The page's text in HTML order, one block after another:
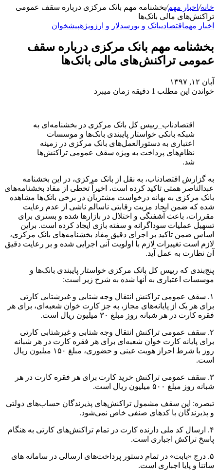
خانه/ اخبار مهم/بخشنامه مهم بانک مرکزی درباره سقف عمومی
تراکنش‌های مالی بانک‌ها
اخبار مهماقتصادیبانک و بورسدلار و ارز ویژهپیشخوان
بخشنامه مهم بانک مرکزی درباره سقف
عمومی تراکنش‌های مالی بانک‌ها
آبان ۱۲, ۱۳۹۷
خواندن این مطلب 1 دقیقه زمان میبرد
اقتصادناب_رییس کل بانک مرکزی در بخشنامه‌ای به
شبکه بانکی خواستار پایبندی بانک‌ها و موسسات
اعتباری به دستورالعمل‌های بانک مرکزی در زمینه
نظام‌های پرداخت به ویژه سقف عمومی تراکنش‌ها
شد.
به گزارش اقتصادناب، به نقل از بانک مرکزی، در این بخشنامه
عبدالناصر همتی تاکید کرده است، اخیراً تخطی از مفاد بخشنامه‌های
بانک مرکزی به بهانه درخواست مشتریان در برخی بانک‌ها مشاهده
شده که ضمن ایجاد مزیت رقابتی ناسالم ناشی از عدم رعایت
مقررات، باعث آشفتگی و اختلال در بازارها شده و بستری برای
تسهیل عملیات سوداگرانه و سفته بازی ایجاد کرده است. براین
اساس ضمن تاکید بر اجرای دقیق مفاد بخشنامه‌های بانک مرکزی،
لازم است تغییرات لازم با اولویت آنی اجرایی شده و بر رعایت دقیق
آن نظارت به عمل آید.
پنج‌بندی که رییس کل بانک مرکزی خواستار پایبندی بانک‌ها و
موسسات اعتباری به آنها شده به شرح زیر است:
۱. سقف عمومی تراکنش انتقال وجه شتابی و غیرشتابی کارتی
برای هر یک از پایانه‌های مجاز، به جز کارت خوان شعبه‌ای، برای هر
فقره کارت در هر شبانه روز مبلغ ۳۰ میلیون ریال است.
۲. سقف عمومی تراکنش انتقال وجه شتابی و غیرشتابی کارتی
برای پایانه کارت خوان شعبه‌ای برای هر فقره کارت در هر شبانه
روز با شرط احراز هویت عینی و حضوری، مبلغ ۱۵۰ میلیون ریال
است.
۳. سقف عمومی تراکنش خرید کارت برای هر فقره کارت در هر
شبانه روز مبلغ ۵۰۰ میلیون ریال است.
تبصره: این سقف مشمول تراکنش‌های پذیرندگان حساب‌های دولتی
و پذیرندگان با کدهای صنفی خاص نمی‌شود.
۴. ارسال کد ملی دارنده کارت در تمام تراکنش‌های کارتی به هنگام
پاسخ تراکش اجباری است.
۵. درج «بابت» در تمام دستور پرداخت‌های ارسالی در سامانه های
ساتنا و پایا اجباری است.